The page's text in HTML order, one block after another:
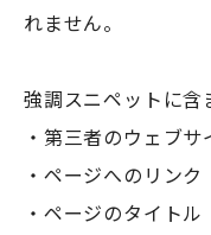
れません。
強調スニペットに含
・第三者のウェブ
・ページへのリンク
・ページのタイトル